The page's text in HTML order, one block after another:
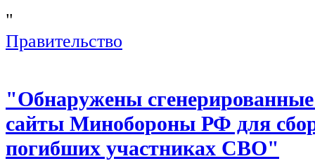
"
Правительство
"Обнаружены
сайты Минобороны РФ для
погибших участниках СВО"